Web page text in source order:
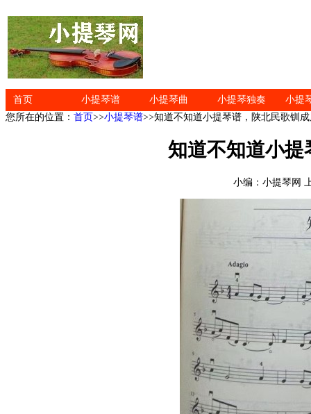
首页 小提琴谱 小提琴曲 小提琴独奏
小提
您所在的位置： 首页>>小提琴谱>>知道不知道小提琴谱，陕北民歌钏
知道不知道小
小编：小提琴网